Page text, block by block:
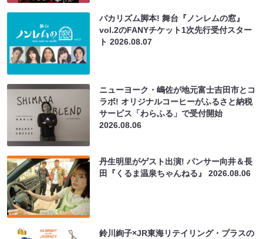
バカリズム脚本! 舞台『ノンレムの窓』
vol.2のFANYチケット1次先行受付スター
ト2026.08.07
ニューヨーク・嶋佐が地元富士吉田市とコ
ラボ! オリジナルコーヒーがふるさと納税
サービス「わらふる」で受付開始
2026.08.06
丹生明里がゲスト出演! パンサー向井＆長
田『くるま温泉ちゃんねる』2026.08.06
鈴川絢子×JR東海リテイリング・プラスの